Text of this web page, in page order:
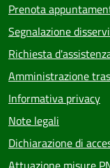
Prenota
Segnalazione
Richiesta
Amministrazione
Informativa privacy
Note legali
Dichiarazione di